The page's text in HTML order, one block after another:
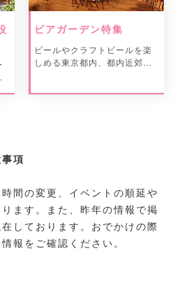
ビアガーデン特集
ビールやクラフトビールを楽
しめる東京都内、都内近郊の
項
間の変更、イベントの順延や
ます。また、昨年の情報で掲
しております。おでかけの際
報をご確認ください。